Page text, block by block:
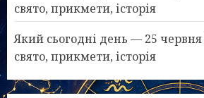
свято, прикмети, історія
Який сьогодні день — 25 червня
свято, прикмети, історія